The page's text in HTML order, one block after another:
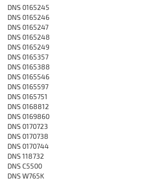
DNS 0165245
DNS 0165246
DNS 0165247
DNS 0165248
DNS 0165249
DNS 0165357
DNS 0165388
DNS 0165546
DNS 0165597
DNS 0165751
DNS 0168812
DNS 0169860
DNS 0170723
DNS 0170738
DNS 0170744
DNS 118732
DNS C5500
DNS W765K